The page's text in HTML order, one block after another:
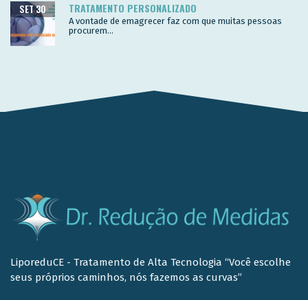
TRATAMENTO PERSONALIZADO
SET 30
A vontade de emagrecer faz com que muitas pessoas
procurem...
LiporeduCE - Tratamento de Alta Tecnologia “Você escolhe
seus próprios caminhos, nós fazemos as curvas”